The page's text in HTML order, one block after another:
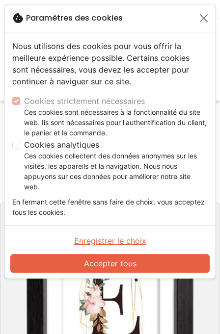
menu
Accueil Divers
Tableaux et posters
Mon cadre inspiration - E comme Espoir
Mon cadre inspiration
E comme Espoir
RéférenceCEDI6256 EAN3700318962560
Cedis
cookie Paramètres des cookies
Nous utilisons des cookies pour vous offrir la
meilleure expérience possible. Certains cookies
sont nécessaires, vous devez les accepter pour
continuer à naviguer sur ce site.
Cookies strictement nécessaires
Ces cookies sont nécessaires à la fonctionnalité du site
web. Ils sont nécessaires pour l'authentification du client,
le panier et la commande.
Cookies analytiques
Ces cookies collectent des données anonymes sur les
visites, les appareils et la navigation. Nous nous
appuyons sur ces données pour améliorer notre site
web.
En fermant cette fenêtre sans faire de choix, vous acceptez
tous les cookies.
Accepter tous
Enregistrer le choix